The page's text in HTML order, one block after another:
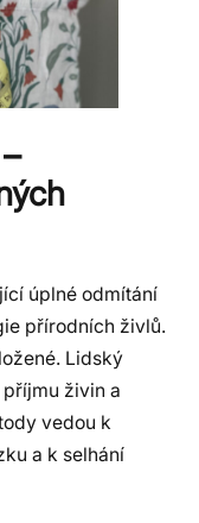
úplné odmítání
přírodních živlů.
Lidský
živin a
vedou k
a k selhání